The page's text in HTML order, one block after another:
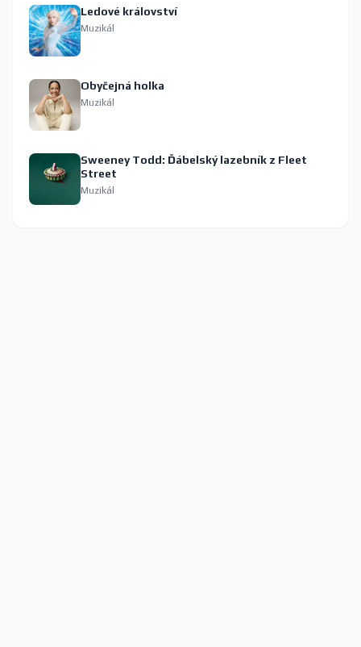
Ledové království
Muzikál
Obyčejná holka
Muzikál
Sweeney Todd: Ďábelský lazebník z Fleet
Street
Muzikál